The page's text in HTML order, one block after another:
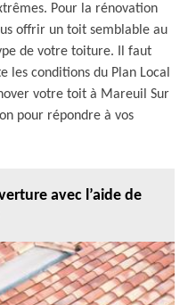
Pour la rénovation
offrir un toit semblable au
de votre toiture. Il faut
conditions du Plan Local
votre toit à Mareuil Sur
pour répondre à vos
avec l’aide de